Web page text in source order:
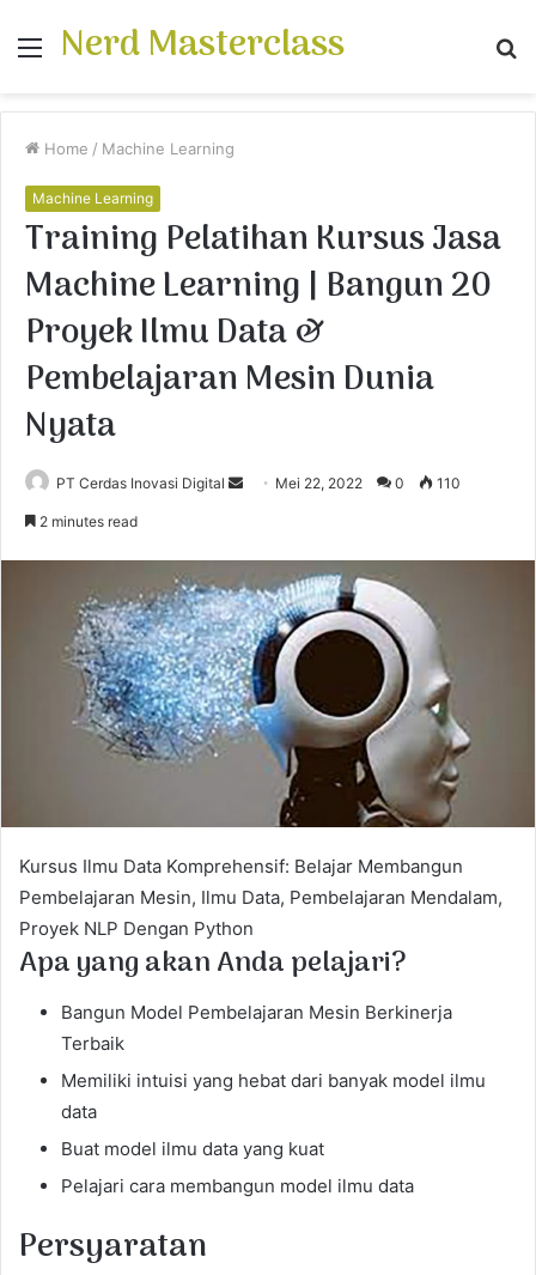
Menu
Nerd Masterclass
Home / Machine Learning
Machine Learning
Training Pelatihan Kursus Jasa
Machine Learning | Bangun 20
Proyek Ilmu Data &
Pembelajaran Mesin Dunia
Nyata
PT Cerdas Inovasi Digital
a
n
e
m
a
Mei 22, 2022 0 110
2 minutes read
Kursus Ilmu Data Komprehensif: Belajar Membangun
Pembelajaran Mesin, Ilmu Data, Pembelajaran Mendalam,
Proyek NLP Dengan Python
Apa yang akan Anda pelajari?
Bangun Model Pembelajaran Mesin Berkinerja
Terbaik
Memiliki intuisi yang hebat dari banyak model ilmu
data
Buat model ilmu data yang kuat
Pelajari cara membangun model ilmu data
Persyaratan